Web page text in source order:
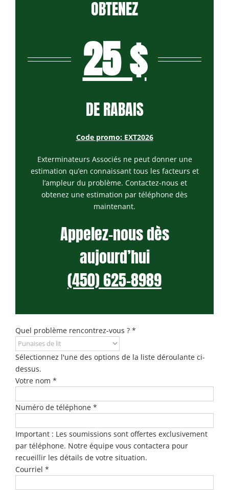
OBTENEZ
25 $
DE RABAIS
Code promo: EXT2026
Exterminateurs Associés ne peut donner une
estimation qu’en connaissant tous les facteurs et
l’ampleur du problème. Contactez-nous et
obtenez une estimation par téléphone dès
maintenant.
Appelez-nous dès
aujourd’hui
(450) 625-8989
Quel problème rencontrez-vous ? *
Sélectionnez l'une des options de la liste déroulante ci-
dessus.
Votre nom *
Numéro de téléphone *
Important : Les soumissions sont offertes exclusivement
par téléphone. Notre équipe vous contactera pour
recueillir les détails de votre situation.
Courriel *